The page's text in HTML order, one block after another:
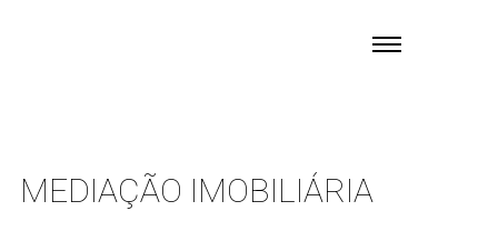
MEDIAÇÃO IMOBILIÁRIA